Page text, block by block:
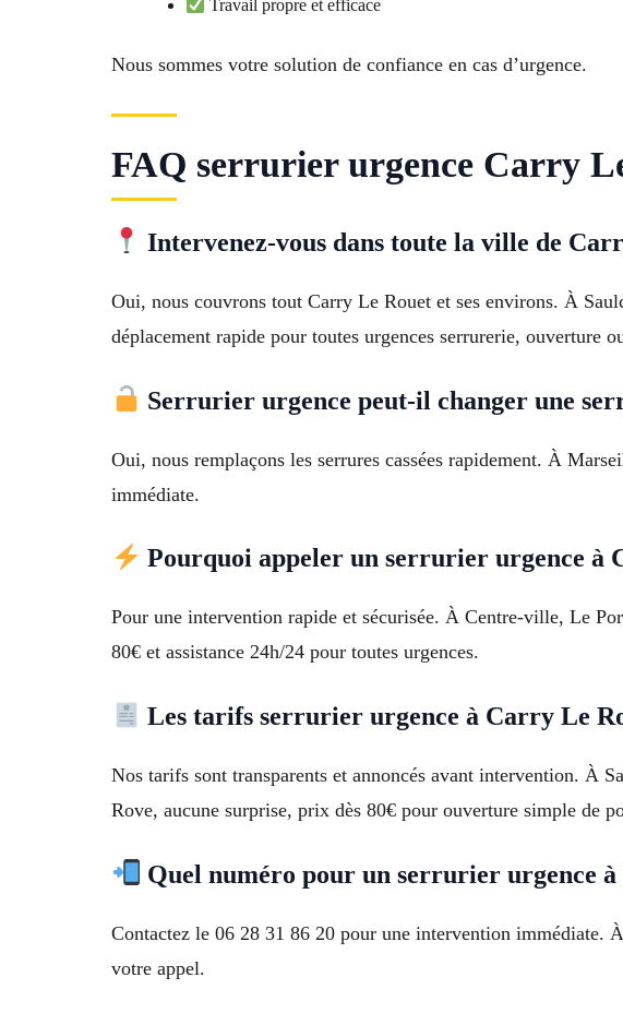
Travail propre et efficace
Nous sommes votre solution de confiance en cas d’urgence.
FAQ serrurier urgence Carry
Intervenez-vous dans toute la ville de
Oui, nous couvrons tout Carry Le Rouet et ses environs. À
déplacement rapide pour toutes urgences serrurerie, ouverture
Serrurier urgence peut-il changer une
Oui, nous remplaçons les serrures cassées rapidement. À
immédiate.
Pourquoi appeler un serrurier urgence à
Pour une intervention rapide et sécurisée. À Centre-ville, Le
80€ et assistance 24h/24 pour toutes urgences.
Les tarifs serrurier urgence à Carry Le
Nos tarifs sont transparents et annoncés avant intervention. À
Rove, aucune surprise, prix dès 80€ pour ouverture simple de
Quel numéro pour un serrurier urgence
Contactez le 06 28 31 86 20 pour une intervention immédiate.
votre appel.